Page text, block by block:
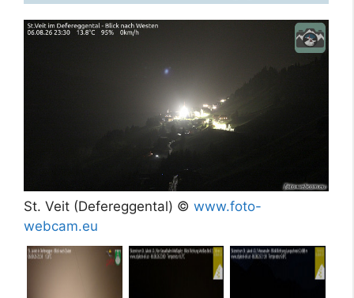
St. Veit (Defereggental) © www.foto-
webcam.eu